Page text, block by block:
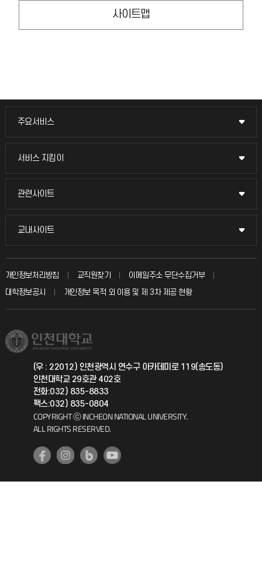
사이트맵
주요서비스
주요서비스
교무회의방송
입학안내
취업정보(학생)
서비스 지킴이
서비스 지킴이
묻고 답하기
칭찬마당
학생서비스 지킴이
관련사이트
관련사이트
국방헬프콜
총동문회
교내사이트
교내사이트
교수회
교육혁신본부
국제지원과
공자아카데미
기초교육원
개인정보처리방침 교직원찾기
이메일주소 무단수집거부
대학정보공시
개인정보 목적 외 이용 및 제 3차 제공 현황
(우 : 22012) 인천광역시 연수구 아카데미로 119(송도동)
인천대학교 29호관 402호
전화:032) 835-8833
팩스:032) 835-0804
COPYRIGHT ⓒ INCHEON NATIONAL UNIVERSITY.
ALL RIGHTS RESERVED.